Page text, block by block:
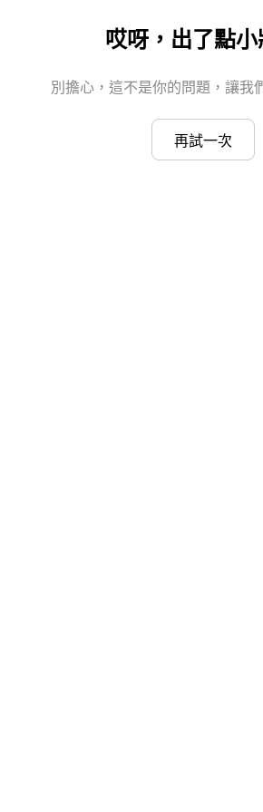
哎呀，出了點
別擔心，這不是你的問題，讓我
再試一次